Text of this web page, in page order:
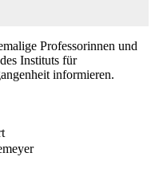
Professorinnen und
Instituts für
informieren.